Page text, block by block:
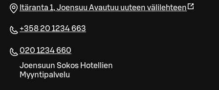
Itäranta 1, Joensuu Avautuu uuteen välilehteen
+358 20 1234 663
020 1234 660
Joen­suun Sokos Ho­tel­lien
Myyn­ti­pal­ve­lu